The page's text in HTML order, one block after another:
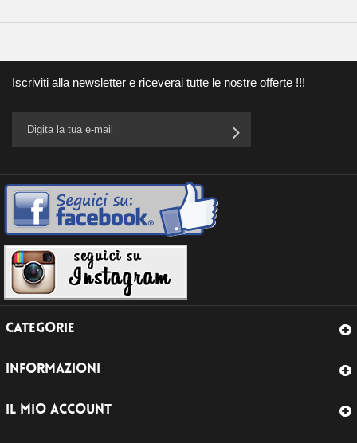
Iscriviti alla newsletter e riceverai tutte le nostre offerte !!!
CATEGORIE
INFORMAZIONI
IL MIO ACCOUNT